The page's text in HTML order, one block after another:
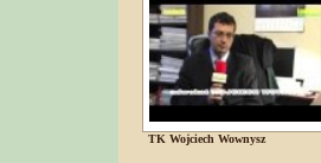
TK Wojciech Wownysz